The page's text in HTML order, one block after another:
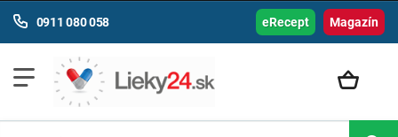
Magazín
0911 080 058 eRecept